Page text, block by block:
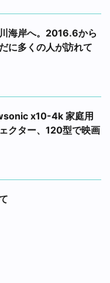
海岸へ。2016.6から
に多くの人が訪れて
x10-4k 家庭用
クター、120型で映画